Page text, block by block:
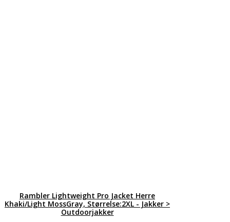
Rambler Lightweight Pro Jacket Herre
Khaki/Light MossGray, Størrelse:2XL - Jakker >
Outdoorjakker